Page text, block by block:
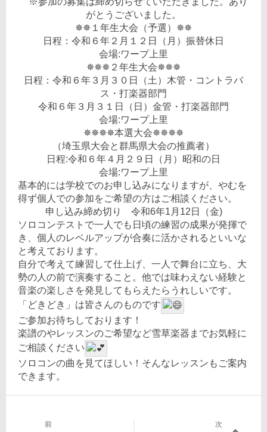
がとうございました。
✵✵１年生大会（予選）✵✵
日程：令和６年２月１２日（月）振替休日
会場:ワープ上里
✵✵✵２年生大会✵✵✵
日程：令和６年３月３０日（土） 木管・コントラバ
ス・打楽器部門
令和６年３月３１日（日） 金管・打楽器部門
会場:ワープ上里
✵✵✵✵本選大会✵✵✵✵
（埼玉県大会と群馬県大会の推薦者）
日程:令和６年４月２９日（月）昭和の日
会場:ワープ上里
基本的には学校でのお申し込みになりますが、やむを
得ず個人での参加をご希望の方はご相談ください。
申し込み締め切り 令和6年1月12日（金)
ソロコンテストで一人でも日頃の練習の成果が発揮で
き、個人のレベルアップが合奏に活かされるといいな
と考えております。
自分で考えて練習して仕上げ、一人で舞台に立ち、大
勢の人の前で演奏すること。他では味わえない経験と
音楽の楽しさを発見してもらえたらうれしいです。
「どきどき」は皆さんのものです
ご参加お待ちしております！
楽譜のやレッスンのご希望など雪草楽器までお気軽に
ご相談ください
ソロコンの曲を見てほしい！そんなレッスンもご案内
できます。
前 次